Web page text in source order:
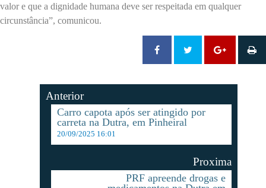
valor e que a dignidade humana deve ser respeitada em qualquer
circunstância”, comunicou.
Anterior
Carro capota após ser atingido por
carreta na Dutra, em Pinheiral
20/09/2025 16:01
Proxima
PRF apreende drogas e